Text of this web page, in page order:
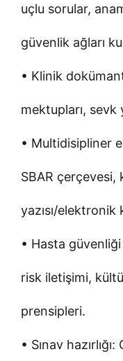
uçlu sorular,
güvenlik ağları
• Klinik
mektupları, sevk
• Multidisipliner
SBAR
yazısı/elektronik
• Hasta
risk iletişimi,
prensipleri.
• Sınav hazırlığı: